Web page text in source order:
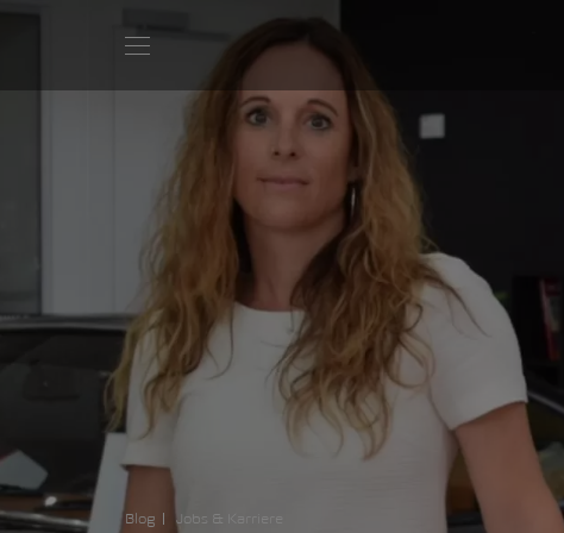
Blog Jobs & Karriere